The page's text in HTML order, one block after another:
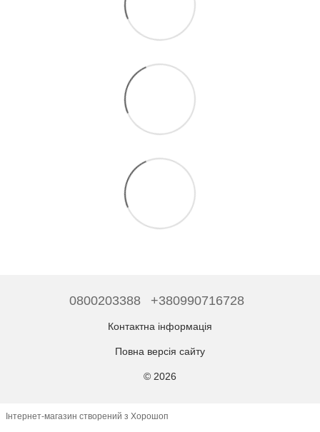
0800203388 +380990716728
Контактна інформація
Повна версія сайту
© 2026
Інтернет-магазин створений з Хорошоп